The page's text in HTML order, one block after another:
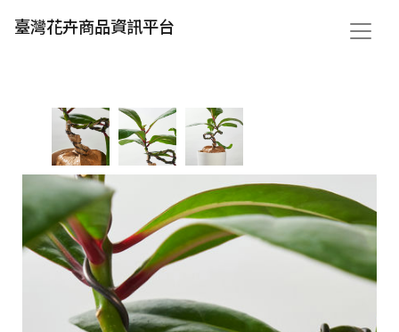
臺灣花卉商品資訊平台